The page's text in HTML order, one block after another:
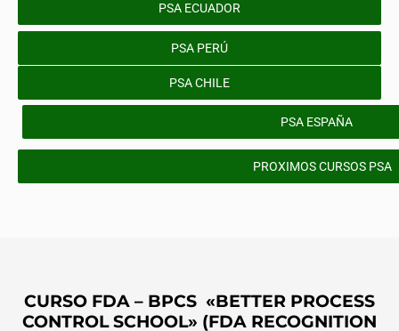
PSA ECUADOR
PSA PERÚ
PSA CHILE
PSA ESPAÑA
PROXIMOS CURSOS PSA
CURSO FDA – BPCS «BETTER PROCESS
CONTROL SCHOOL» (FDA RECOGNITION